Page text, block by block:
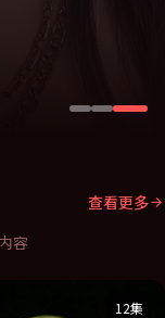
容
查看更多
12集